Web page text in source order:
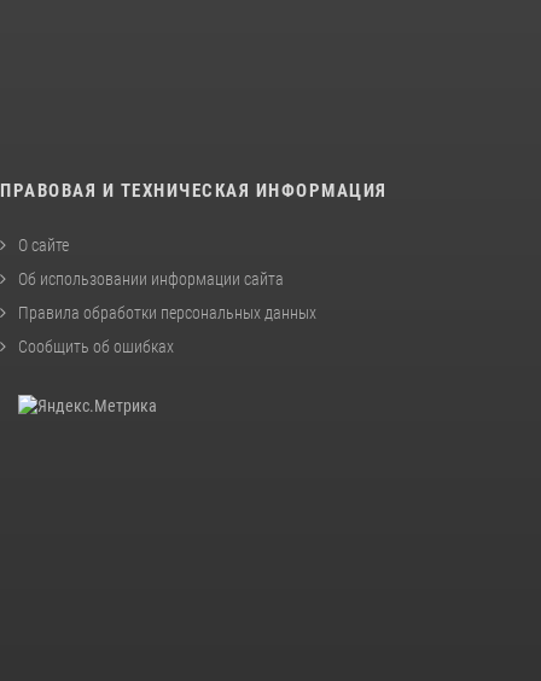
ПРАВОВАЯ И ТЕХНИЧЕСКАЯ ИНФОРМАЦИЯ
О сайте
Об использовании информации сайта
Правила обработки персональных данных
Сообщить об ошибках